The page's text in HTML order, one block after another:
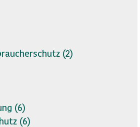
(2)
(6)
(6)